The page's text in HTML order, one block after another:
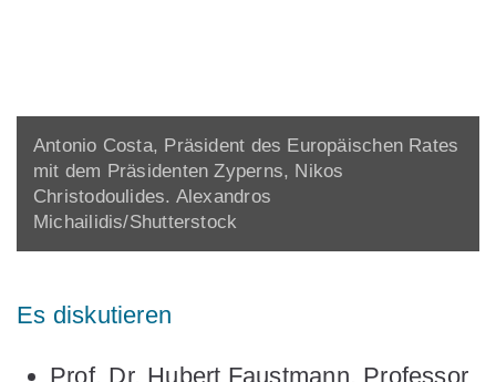
Antonio Costa, Präsident des Europäischen Rates
mit dem Präsidenten Zyperns, Nikos
Christodoulides. Alexandros
Michailidis/Shutterstock
Es diskutieren
Prof. Dr. Hubert Faustmann, Professor